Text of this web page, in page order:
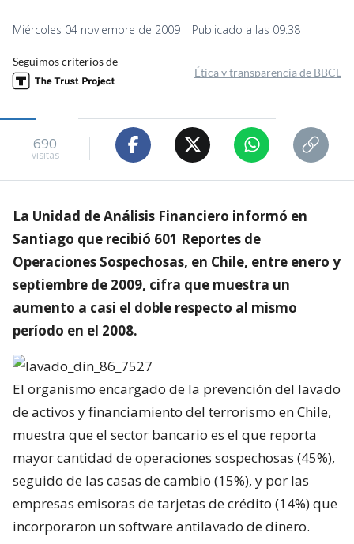
Miércoles 04 noviembre de 2009 | Publicado a las 09:38
Seguimos criterios de
Ética y transparencia de BBCL
690
visitas
La Unidad de Análisis Financiero informó en
Santiago que recibió 601 Reportes de
Operaciones Sospechosas, en Chile, entre enero y
septiembre de 2009, cifra que muestra un
aumento a casi el doble respecto al mismo
período en el 2008.
El organismo encargado de la prevención del lavado
de activos y financiamiento del terrorismo en Chile,
muestra que el sector bancario es el que reporta
mayor cantidad de operaciones sospechosas (45%),
seguido de las casas de cambio (15%), y por las
empresas emisoras de tarjetas de crédito (14%) que
incorporaron un software antilavado de dinero.